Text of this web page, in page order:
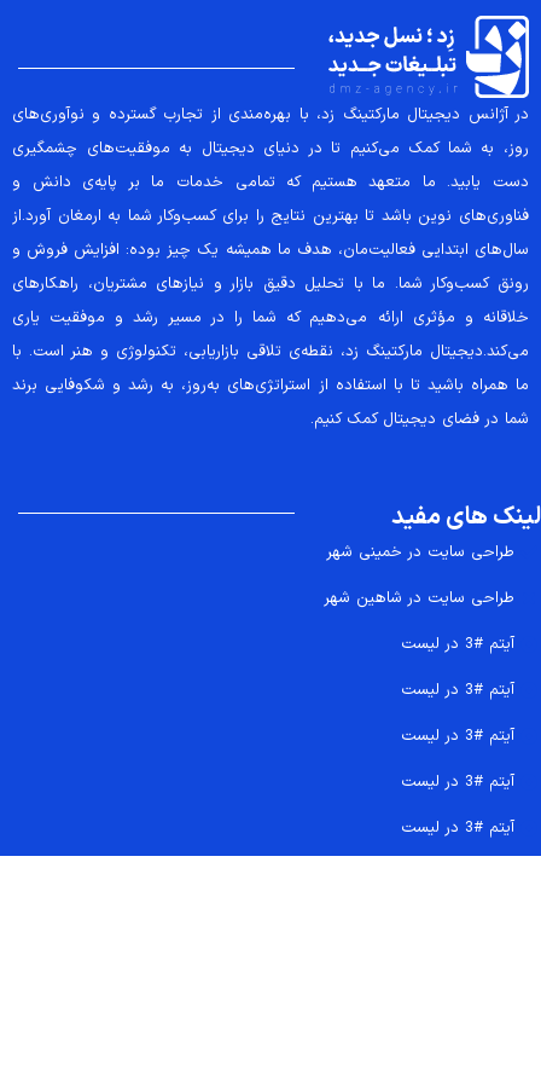
در آژانس دیجیتال مارکتینگ زد، با بهره‌مندی از تجارب گسترده و نوآوری‌های
روز، به شما کمک می‌کنیم تا در دنیای دیجیتال به موفقیت‌های چشمگیری
دست یابید. ما متعهد هستیم که تمامی خدمات ما بر پایه‌ی دانش و
فناوری‌های نوین باشد تا بهترین نتایج را برای کسب‌وکار شما به ارمغان آورد.از
سال‌های ابتدایی فعالیت‌مان، هدف ما همیشه یک چیز بوده: افزایش فروش و
رونق کسب‌وکار شما. ما با تحلیل دقیق بازار و نیازهای مشتریان، راهکارهای
خلاقانه و مؤثری ارائه می‌دهیم که شما را در مسیر رشد و موفقیت یاری
می‌کند.دیجیتال مارکتینگ زد، نقطه‌ی تلاقی بازاریابی، تکنولوژی و هنر است. با
ما همراه باشید تا با استفاده از استراتژی‌های به‌روز، به رشد و شکوفایی برند
شما در فضای دیجیتال کمک کنیم.
لینک های مفید
طراحی سایت در خمینی شهر
طراحی سایت در شاهین شهر
آیتم #3 در لیست
آیتم #3 در لیست
آیتم #3 در لیست
آیتم #3 در لیست
آیتم #3 در لیست